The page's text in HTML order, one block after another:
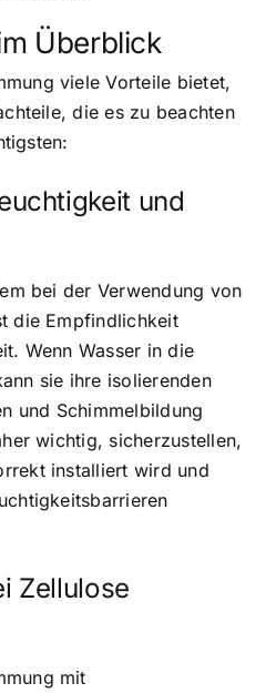
Überblick
viele Vorteile bietet,
die es zu beachten
und
bei der Verwendung von
die Empfindlichkeit
Wenn Wasser in die
sie ihre isolierenden
und Schimmelbildung
wichtig, sicherzustellen,
installiert wird und
Zellulose
mit